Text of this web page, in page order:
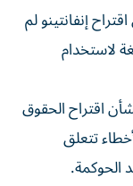
إنفانتينو لم
لاستخدام
اقتراح الحقوق
تتعلق
​الحوكمة.